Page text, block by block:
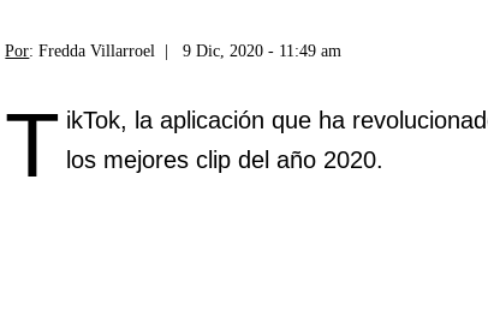
Por: Fredda Villarroel | 9 Dic, 2020 - 11:49 am
T ikTok, la aplicación que ha
los mejores clip del año 2020.